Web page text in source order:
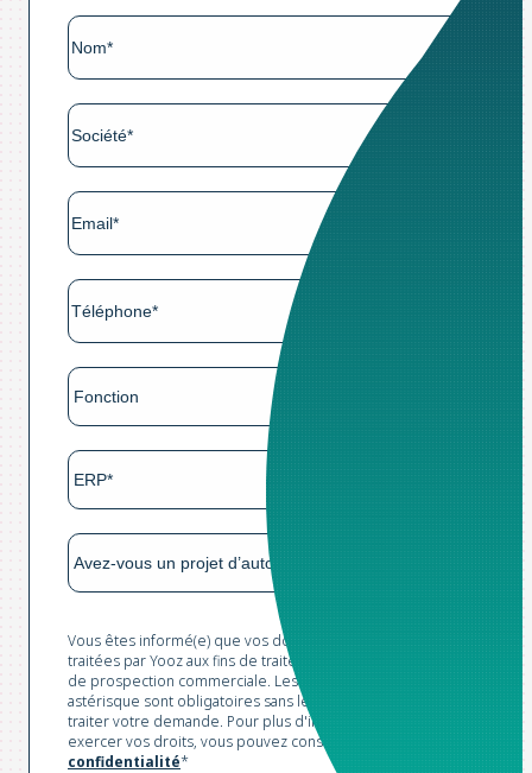
Vous êtes informé(e) que vos données sont collectées et
traitées par Yooz aux fins de traitement de votre demande et
de prospection commerciale. Les champs marqués d'un
astérisque sont obligatoires sans lesquels nous ne pourrions
traiter votre demande. Pour plus d'informations et pour
exercer vos droits, vous pouvez consulter notre
Politique de
confidentialité*